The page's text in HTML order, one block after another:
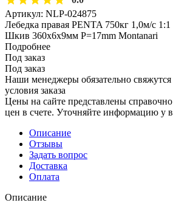
Артикул: NLP-024875
Лебедка правая PENTA 750кг 1,0м/с
Шкив 360х6x9мм P=17mm Montanari
Подробнее
Под заказ
Под заказ
Наши менеджеры обязательно
условия заказа
Цены на сайте представлены
цен в счете. Уточняйте информацию у
Описание
Отзывы
Задать вопрос
Доставка
Оплата
Описание